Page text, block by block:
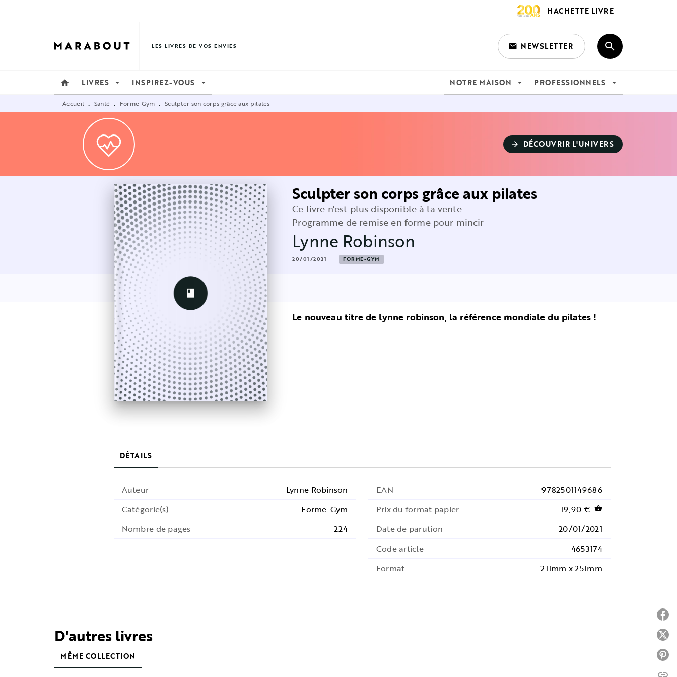
HACHETTE LIVRE
LES LIVRES DE VOS ENVIES email NEWSLETTER search
home LIVRES arrow_drop_down INSPIREZ-VOUS arrow_drop_down NOTRE MAISON arrow_drop_down PROFESSIONNELS arrow_drop_down
Accueil • Santé • Forme-Gym • Sculpter son corps grâce aux pilates
arrow_forward DÉCOUVRIR L'UNIVERS
Sculpter son corps grâce aux pilates
Ce livre n'est plus disponible à la vente
Programme de remise en forme pour mincir
Lynne Robinson
20/01/2021 FORME-GYM
Le nouveau titre de lynne robinson, la référence mondiale du pilates !
DÉTAILS
Auteur
Lynne Robinson
Catégorie(s)
Forme-Gym
Nombre de pages
224
EAN
9782501149686
Prix du format papier
19,90 € shopping_basket
Date de parution
20/01/2021
Code article
4653174
Format
211mm x 251mm
D'autres livres
MÊME COLLECTION